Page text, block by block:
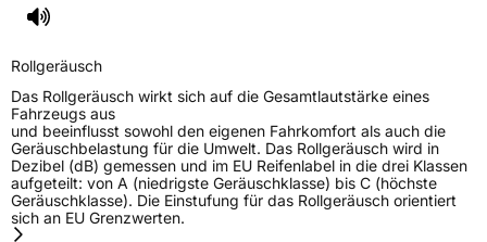
Rollgeräusch
Das Rollgeräusch wirkt sich auf die Gesamtlautstärke eines
Fahrzeugs aus
und beeinflusst sowohl den eigenen Fahrkomfort als auch die
Geräuschbelastung für die Umwelt. Das Rollgeräusch wird in
Dezibel (dB) gemessen und im EU Reifenlabel in die drei Klassen
aufgeteilt: von A (niedrigste Geräuschklasse) bis C (höchste
Geräuschklasse). Die Einstufung für das Rollgeräusch orientiert
sich an EU Grenzwerten.